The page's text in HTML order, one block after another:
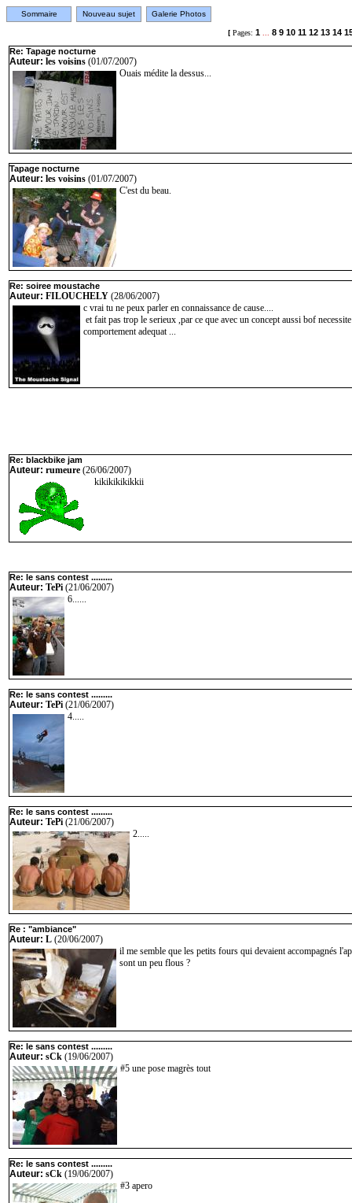
Sommaire Nouveau sujet Galerie Photos
[ Pages: 1 8 9 10 11 12 13 14
Re: Tapage nocturne
Auteur: les voisins (01/07/2007)
Ouais médite la dessus...
Tapage nocturne
Auteur: les voisins (01/07/2007)
C'est du beau.
Re: soiree moustache
Auteur: FILOUCHELY (28/06/2007)
c vrai tu ne peux parler en connaissance de cause....
et fait pas trop le serieux ,par ce que avec un concept aussi bof
comportement adequat ...
Re: blackbike jam
Auteur: rumeure (26/06/2007)
kikikikikikkii
Re: le sans contest .........
Auteur: TePi (21/06/2007)
6......
Re: le sans contest .........
Auteur: TePi (21/06/2007)
4.....
Re: le sans contest .........
Auteur: TePi (21/06/2007)
2.....
Re : "ambiance"
Auteur: L (20/06/2007)
il me semble que les petits fours qui devaient accompagnés
sont un peu flous ?
Re: le sans contest .........
Auteur: sCk (19/06/2007)
#5 une pose magrès tout
Re: le sans contest .........
Auteur: sCk (19/06/2007)
#3 apero